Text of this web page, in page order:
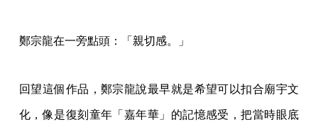
鄭宗龍在一旁點頭：「親切感。」
回望這個作品，鄭宗龍說最早就是希望可以扣合廟宇文
化，像是復刻童年「嘉年華」的記憶感受，把當時眼底